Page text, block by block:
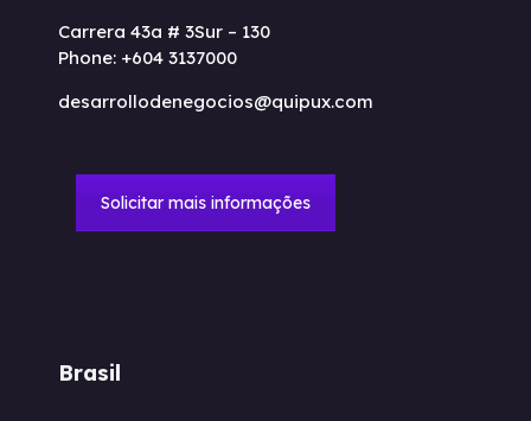
Carrera 43a # 3Sur – 130
Phone: +604 3137000
desarrollodenegocios@quipux.com
Solicitar mais informações
Brasil